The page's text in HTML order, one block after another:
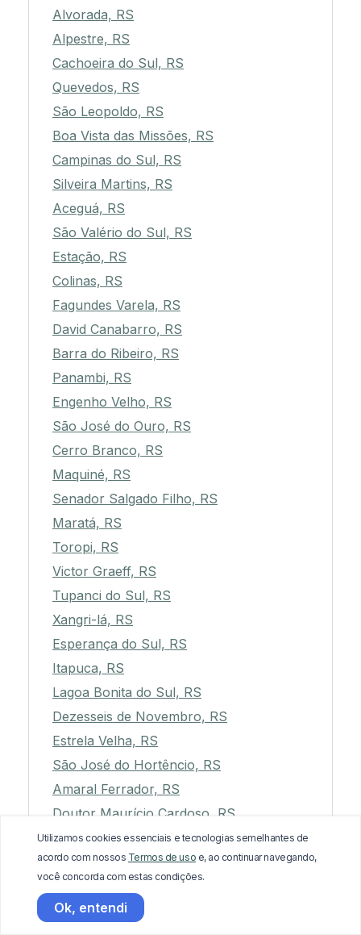
Alvorada, RS
Alpestre, RS
Cachoeira do Sul, RS
Quevedos, RS
São Leopoldo, RS
Boa Vista das Missões, RS
Campinas do Sul, RS
Silveira Martins, RS
Aceguá, RS
São Valério do Sul, RS
Estação, RS
Colinas, RS
Fagundes Varela, RS
David Canabarro, RS
Barra do Ribeiro, RS
Panambi, RS
Engenho Velho, RS
São José do Ouro, RS
Cerro Branco, RS
Maquiné, RS
Senador Salgado Filho, RS
Maratá, RS
Toropi, RS
Victor Graeff, RS
Tupanci do Sul, RS
Xangri-lá, RS
Esperança do Sul, RS
Itapuca, RS
Lagoa Bonita do Sul, RS
Dezesseis de Novembro, RS
Estrela Velha, RS
São José do Hortêncio, RS
Amaral Ferrador, RS
Doutor Maurício Cardoso, RS
Vera Cruz, RS
Terra de Areia, RS
Barão do Triunfo, RS
Utilizamos cookies essenciais e tecnologias semelhantes de
acordo com nossos Termos de uso e, ao continuar navegando,
você concorda com estas condições.
Ok, entendi